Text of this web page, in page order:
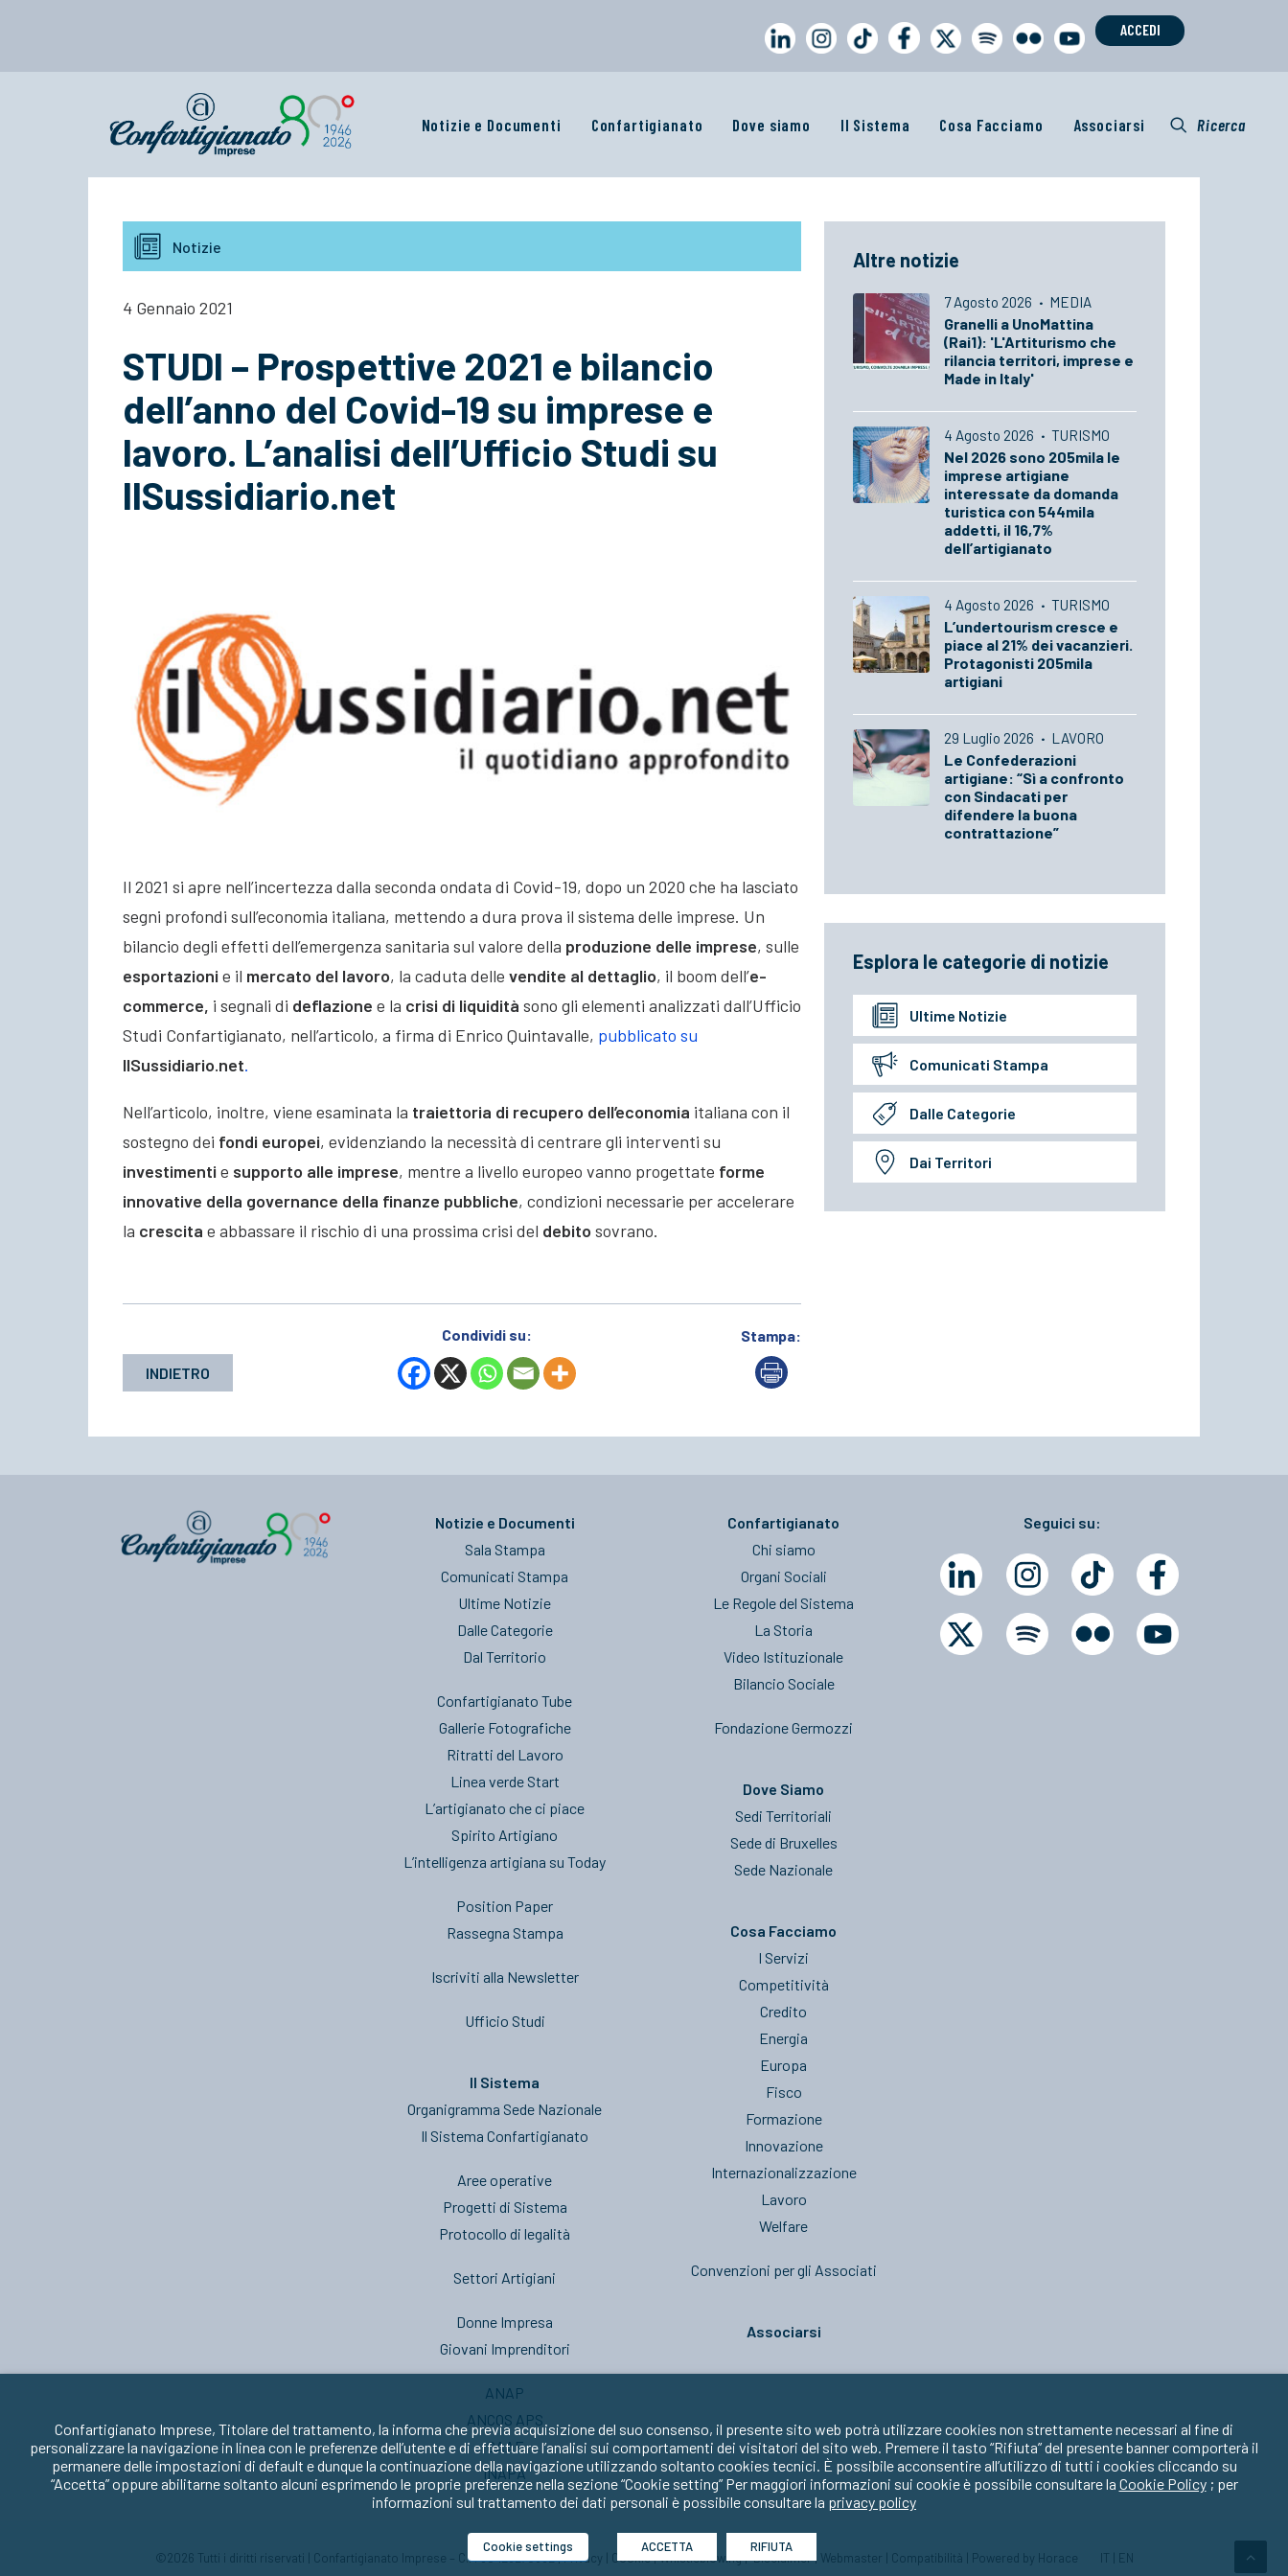
ACCEDI
Notizie e Documenti Confartigianato Dove siamo Il Sistema Cosa Facciamo Associarsi Ricerca
Notizie
4 Gennaio 2021
STUDI – Prospettive 2021 e bilancio
dell’anno del Covid-19 su imprese e
lavoro. L’analisi dell’Ufficio Studi su
IlSussidiario.net
Il 2021 si apre nell’incertezza dalla seconda ondata di Covid-19, dopo un 2020 che ha lasciato
segni profondi sull’economia italiana, mettendo a dura prova il sistema delle imprese. Un
bilancio degli effetti dell’emergenza sanitaria sul valore della produzione delle imprese, sulle
esportazioni e il mercato del lavoro, la caduta delle vendite al dettaglio, il boom dell’e-
commerce, i segnali di deflazione e la crisi di liquidità sono gli elementi analizzati dall’Ufficio
Studi Confartigianato, nell’articolo, a firma di Enrico Quintavalle, pubblicato su
IlSussidiario.net.
Nell’articolo, inoltre, viene esaminata la traiettoria di recupero dell’economia italiana con il
sostegno dei fondi europei, evidenziando la necessità di centrare gli interventi su
investimenti e supporto alle imprese, mentre a livello europeo vanno progettate forme
innovative della governance della finanze pubbliche, condizioni necessarie per accelerare
la crescita e abbassare il rischio di una prossima crisi del debito sovrano.
INDIETRO
Condividi su: Stampa:
Altre notizie
7 Agosto 2026 · MEDIA
Granelli a UnoMattina
(Rai1): 'L'Artiturismo che
rilancia territori, imprese e
Made in Italy'
4 Agosto 2026 · TURISMO
Nel 2026 sono 205mila le
imprese artigiane
interessate da domanda
turistica con 544mila
addetti, il 16,7%
dell’artigianato
4 Agosto 2026 · TURISMO
L’undertourism cresce e
piace al 21% dei vacanzieri.
Protagonisti 205mila
artigiani
29 Luglio 2026 · LAVORO
Le Confederazioni
artigiane: “Sì a confronto
con Sindacati per
difendere la buona
contrattazione”
Esplora le categorie di notizie
Ultime Notizie
Comunicati Stampa
Dalle Categorie
Dai Territori
Notizie e Documenti
Sala Stampa
Comunicati Stampa
Ultime Notizie
Dalle Categorie
Dal Territorio
Confartigianato Tube
Gallerie Fotografiche
Ritratti del Lavoro
Linea verde Start
L’artigianato che ci piace
Spirito Artigiano
L’intelligenza artigiana su Today
Position Paper
Rassegna Stampa
Iscriviti alla Newsletter
Ufficio Studi
Il Sistema
Organigramma Sede Nazionale
Il Sistema Confartigianato
Aree operative
Progetti di Sistema
Protocollo di legalità
Settori Artigiani
Donne Impresa
Giovani Imprenditori
ANAP
ANCOS APS
CAAF
INAPA
Confartigianato
Chi siamo
Organi Sociali
Le Regole del Sistema
La Storia
Video Istituzionale
Bilancio Sociale
Fondazione Germozzi
Dove Siamo
Sedi Territoriali
Sede di Bruxelles
Sede Nazionale
Cosa Facciamo
I Servizi
Competitività
Credito
Energia
Europa
Fisco
Formazione
Innovazione
Internazionalizzazione
Lavoro
Welfare
Convenzioni per gli Associati
Associarsi
Seguici su:
©2026 Tutti i diritti riservati | Confartigianato Imprese – C.F. 80429270582 |Privacy Cookie|Whistleblowing|Disclaimer| Webmaster Compatibilità | Powered by Horace IT EN
Confartigianato Imprese, Titolare del trattamento, la informa che previa acquisizione del suo consenso, il presente sito web potrà utilizzare cookies non strettamente necessari al fine di
personalizzare la navigazione in linea con le preferenze dell’utente e di effettuare l’analisi sui comportamenti dei visitatori del sito web. Premere il tasto “Rifiuta” del presente banner comporterà il
permanere delle impostazioni di default e dunque la continuazione della navigazione utilizzando soltanto cookies tecnici. È possibile acconsentire all’utilizzo di tutti i cookies cliccando su
“Accetta” oppure abilitarne soltanto alcuni esprimendo le proprie preferenze nella sezione “Cookie setting” Per maggiori informazioni sui cookie è possibile consultare la Cookie Policy; per
informazioni sul trattamento dei dati personali è possibile consultare la privacy policy
Cookie settings ACCETTA RIFIUTA